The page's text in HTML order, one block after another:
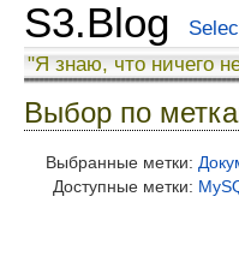
S3.Blog
"Я знаю, что ничего
Выбор по
Выбранные метки:
Доступные метки: